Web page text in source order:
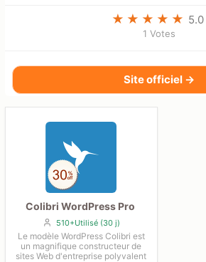
5.0
1 Votes
Site officiel →
Colibri WordPress Pro
510+Utilisé (30 j)
Le modèle WordPress Colibri est
un magnifique constructeur de
sites Web d'entreprise polyvalent